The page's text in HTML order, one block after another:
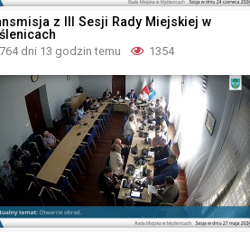
z III Sesji Rady Miejskiej w
764 dni 13 godzin temu 1354